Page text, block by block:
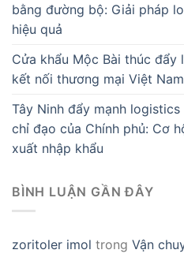
bằng đường bộ: Giải pháp
hiệu quả
Cửa khẩu Mộc Bài thúc đẩy
kết nối thương mại Việt
Tây Ninh đẩy mạnh
chỉ đạo của Chính phủ: Cơ
xuất nhập khẩu
BÌNH LUẬN GẦN ĐÂY
zoritoler imol trong Vận